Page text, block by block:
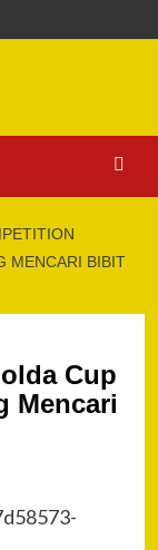
MENCARI BIBIT
Cup
Mencari